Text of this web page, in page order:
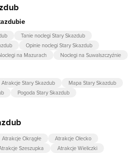
Tanie noclegi Stary Skazdub
Opinie noclegi Stary Skazdub
na Mazurach Noclegi na Suwalszczyźnie
Atrakcje Stary Skazdub
Mapa Stary Skazdub
Pogoda Stary Skazdub
Atrakcje Okrągłe
Atrakcje Olecko
Szeszupka
Atrakcje Wieliczki